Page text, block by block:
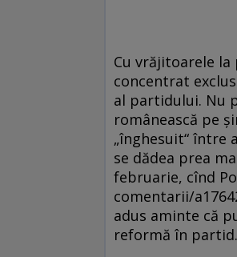
Cu vrăjitoarele la
concentrat
al partidului. Nu
românească pe
„înghesuit“ între
se dădea prea
februarie, cînd
comentarii/
adus aminte că
reformă în partid.